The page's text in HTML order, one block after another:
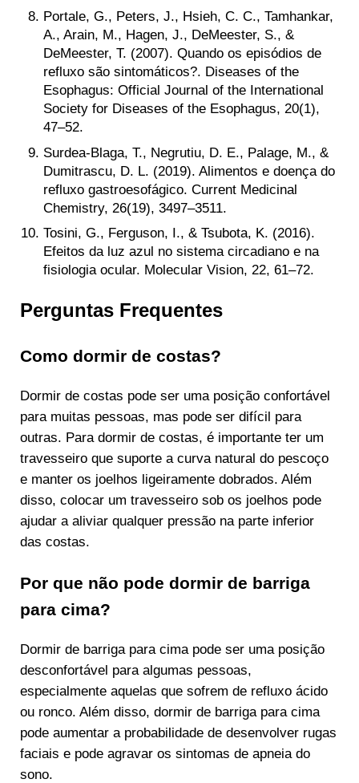
Portale, G., Peters, J., Hsieh, C. C., Tamhankar,
A., Arain, M., Hagen, J., DeMeester, S., &
DeMeester, T. (2007). Quando os episódios de
refluxo são sintomáticos?. Diseases of the
Esophagus: Official Journal of the International
Society for Diseases of the Esophagus, 20(1),
47–52.
Surdea-Blaga, T., Negrutiu, D. E., Palage, M., &
Dumitrascu, D. L. (2019). Alimentos e doença do
refluxo gastroesofágico. Current Medicinal
Chemistry, 26(19), 3497–3511.
Tosini, G., Ferguson, I., & Tsubota, K. (2016).
Efeitos da luz azul no sistema circadiano e na
fisiologia ocular. Molecular Vision, 22, 61–72.
Perguntas Frequentes
Como dormir de costas?
Dormir de costas pode ser uma posição confortável
para muitas pessoas, mas pode ser difícil para
outras. Para dormir de costas, é importante ter um
travesseiro que suporte a curva natural do pescoço
e manter os joelhos ligeiramente dobrados. Além
disso, colocar um travesseiro sob os joelhos pode
ajudar a aliviar qualquer pressão na parte inferior
das costas.
Por que não pode dormir de barriga
para cima?
Dormir de barriga para cima pode ser uma posição
desconfortável para algumas pessoas,
especialmente aquelas que sofrem de refluxo ácido
ou ronco. Além disso, dormir de barriga para cima
pode aumentar a probabilidade de desenvolver rugas
faciais e pode agravar os sintomas de apneia do
sono.